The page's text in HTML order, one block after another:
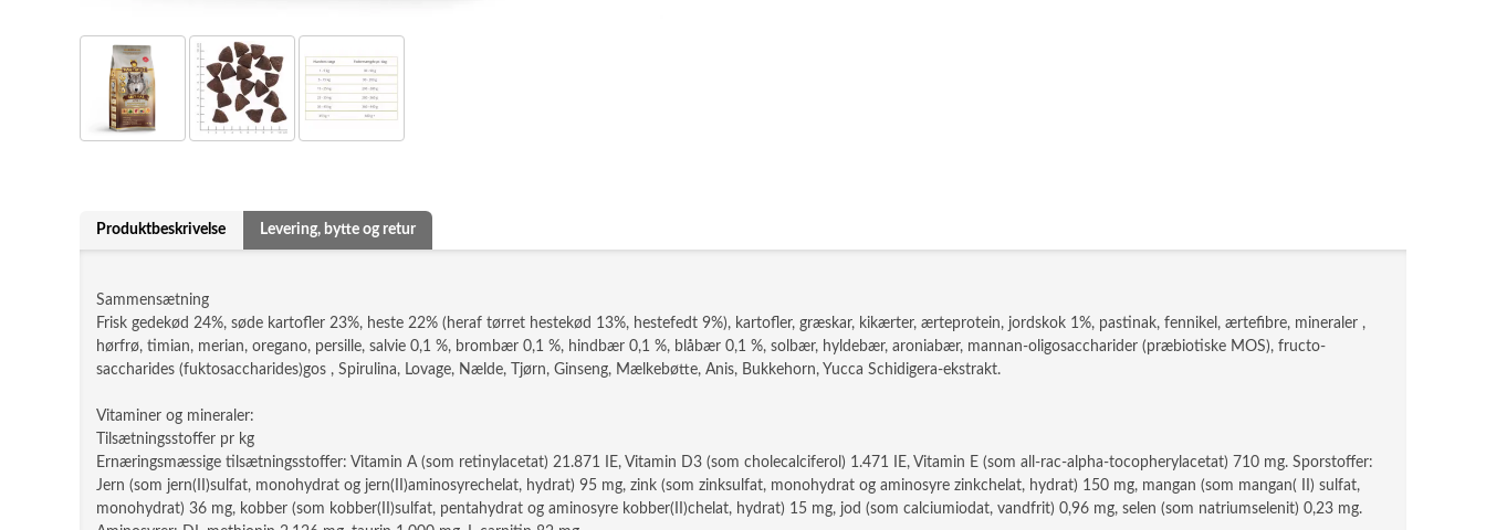
Produktbeskrivelse Levering, bytte og retur
Sammensætning
Frisk gedekød 24%, søde kartofler 23%, heste 22% (heraf tørret hestekød 13%, hestefedt 9%), kartofler, græskar, kikærter, ærteprotein, jordskok 1%, pastinak, fennikel, ærtefibre, mineraler ,
hørfrø, timian, merian, oregano, persille, salvie 0,1 %, brombær 0,1 %, hindbær 0,1 %, blåbær 0,1 %, solbær, hyldebær, aroniabær, mannan-oligosaccharider (præbiotiske MOS), fructo-
saccharides (fuktosaccharides)gos , Spirulina, Lovage, Nælde, Tjørn, Ginseng, Mælkebøtte, Anis, Bukkehorn, Yucca Schidigera-ekstrakt.
Vitaminer og mineraler:
Tilsætningsstoffer pr kg
Ernæringsmæssige tilsætningsstoffer: Vitamin A (som retinylacetat) 21.871 IE, Vitamin D3 (som cholecalciferol) 1.471 IE, Vitamin E (som all-rac-alpha-tocopherylacetat) 710 mg. Sporstoffer:
Jern (som jern(II)sulfat, monohydrat og jern(II)aminosyrechelat, hydrat) 95 mg, zink (som zinksulfat, monohydrat og aminosyre zinkchelat, hydrat) 150 mg, mangan (som mangan( II) sulfat,
monohydrat) 36 mg, kobber (som kobber(II)sulfat, pentahydrat og aminosyre kobber(II)chelat, hydrat) 15 mg, jod (som calciumiodat, vandfrit) 0,96 mg, selen (som natriumselenit) 0,23 mg.